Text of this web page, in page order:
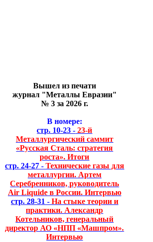
Вышел из печати
журнал "Металлы Евразии"
№ 3 за 2026 г.
В номере:
стр. 10-23 - 23-й
Металлургический саммит
«Русская Сталь: стратегия
роста». Итоги
стр. 24-27 - Технические газы для
металлургии. Артем
Серебренников, руководитель
Air Liquide в России. Интервью
стр. 28-31 - На стыке теории и
практики. Александр
Котельников, генеральный
директор АО «НПП «Машпром».
Интервью